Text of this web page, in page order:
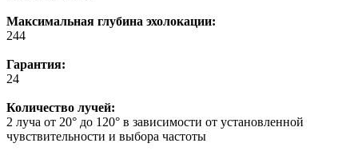
Максимальная глубина эхолокации:
244
Гарантия:
24
Количество лучей:
2 луча от 20° до 120° в зависимости от установленной
чувствительности и выбора частоты